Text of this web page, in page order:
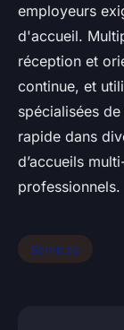
employeurs
d'accueil.
réception et
continue, et
spécialisées
rapide dans
d’accueils
professionnels.
Services